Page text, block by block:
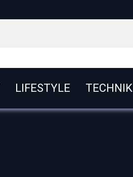
LIFESTYLE TECHNIK